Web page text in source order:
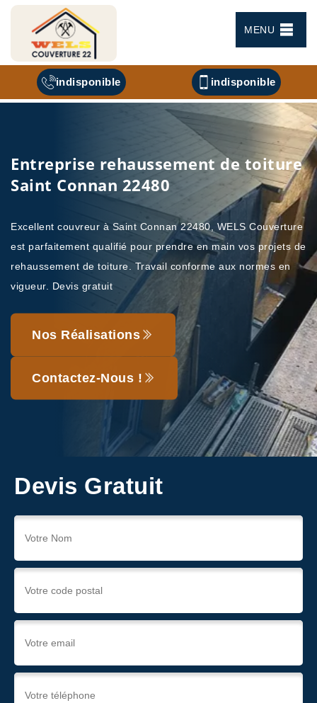
MENU
indisponible indisponible
Entreprise rehaussement de toiture
Saint Connan 22480
Excellent couvreur à Saint Connan 22480, WELS Couverture
est parfaitement qualifié pour prendre en main vos projets de
rehaussement de toiture. Travail conforme aux normes en
vigueur. Devis gratuit
Nos Réalisations
Contactez-Nous !
Devis Gratuit